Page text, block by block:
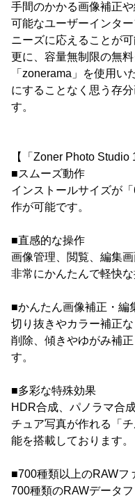
手間のかかる画像補正
可能なユーザーインタ
ニーズに応えることが可
更に、容量無制限の無
「zonerama」を使用
にすることなく思う存
す。
【「Zoner Photo Studio
■スムーズ動作
インストールサイズが
作が可能です。
■直感的な操作
画像管理、閲覧、編集
非常にかんたんで軽快な
■かんたん画像補正・編
切り抜きやカラー補正
削除、傾きやゆがみ補
す。
■多彩な特殊効果
HDR合成、パノラマ合
チュア写真が作れる「
能を搭載しております。
■700種類以上のRAWフ
700種類のRAWデータ